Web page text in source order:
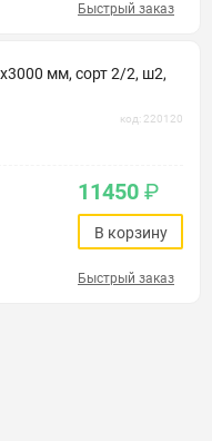
Быстрый заказ
мм, сорт 2/2, ш2,
код: 220120
11450 ₽
В корзину
Быстрый заказ